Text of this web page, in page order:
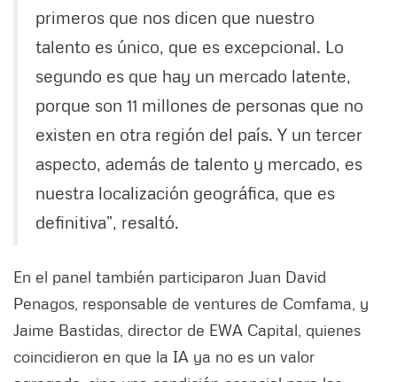
primeros que nos dicen que nuestro
talento es único, que es excepcional. Lo
segundo es que hay un mercado latente,
porque son 11 millones de personas que no
existen en otra región del país. Y un tercer
aspecto, además de talento y mercado, es
nuestra localización geográfica, que es
definitiva”, resaltó.
En el panel también participaron Juan David
Penagos, responsable de ventures de Comfama, y
Jaime Bastidas, director de EWA Capital, quienes
coincidieron en que la IA ya no es un valor